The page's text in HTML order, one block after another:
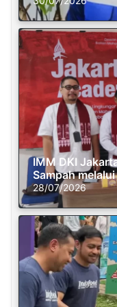
IMM DKI
Sampah
28/07/2026